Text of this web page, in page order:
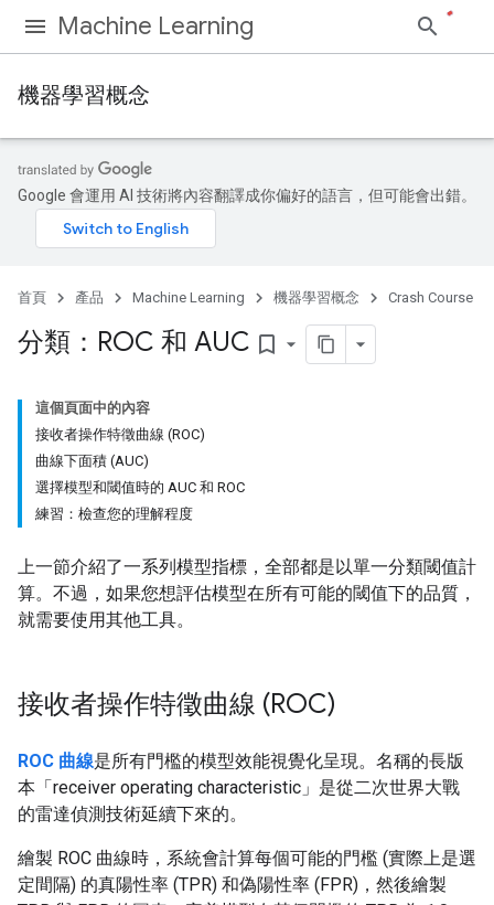
Machine Learning
機器學習概念
Google 會運用 AI 技術將內容翻譯成你偏好的語言，但可能會出錯。
首頁 產品 Machine Learning 機器學習概念 Crash Course
分類：ROC 和 AUC bookmark_border
這個頁面中的內容
接收者操作特徵曲線 (ROC)
曲線下面積 (AUC)
選擇模型和閾值時的 AUC 和 ROC
練習：檢查您的理解程度
上一節介紹了一系列模型指標，全部都是以單一分類閾值計
算。不過，如果您想評估模型在所有可能的閾值下的品質，
就需要使用其他工具。
接收者操作特徵曲線 (ROC)
ROC 曲線是所有門檻的模型效能視覺化呈現。名稱的長版
本「receiver operating characteristic」是從二次世界大戰
的雷達偵測技術延續下來的。
繪製 ROC 曲線時，系統會計算每個可能的門檻 (實際上是選
定間隔) 的真陽性率 (TPR) 和偽陽性率 (FPR)，然後繪製